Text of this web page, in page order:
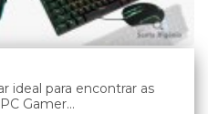
ideal para encontrar as
Gamer...